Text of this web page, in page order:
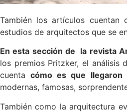
También los artículos cuentan
estudios de arquitectos que se
En esta sección de la revista
los premios Pritzker, el análisis
cuentacómo es que llegaron
modernas, famosas,
También como la arquitectura